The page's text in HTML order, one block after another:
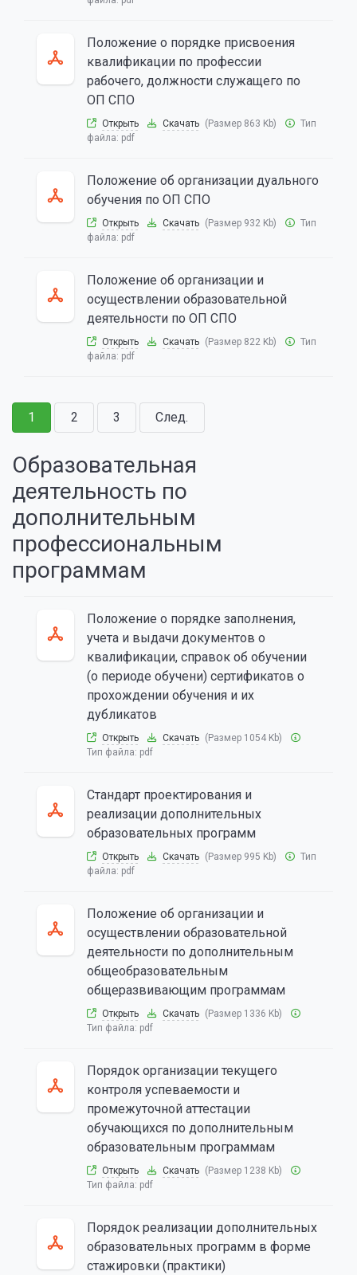
Положение о порядке присвоения
квалификации по профессии
рабочего, должности служащего по
ОП СПО
Открыть Скачать (Размер 863 Kb)
Тип
файла: pdf
Положение об организации дуального
обучения по ОП СПО
Открыть Скачать (Размер 932 Kb)
Тип
файла: pdf
Положение об организации и
осуществлении образовательной
деятельности по ОП СПО
Открыть Скачать (Размер 822 Kb)
Тип
файла: pdf
1 2 3 След.
Образовательная
деятельность по
дополнительным
профессиональным
программам
Положение о порядке заполнения,
учета и выдачи документов о
квалификации, справок об обучении
(о периоде обучени) сертификатов о
прохождении обучения и их
дубликатов
Открыть Скачать (Размер 1054 Kb)
Тип файла: pdf
Стандарт проектирования и
реализации дополнительных
образовательных программ
Открыть Скачать (Размер 995 Kb)
Тип
файла: pdf
Положение об организации и
осуществлении образовательной
деятельности по дополнительным
общеобразовательным
общеразвивающим программам
Открыть Скачать (Размер 1336 Kb)
Тип файла: pdf
Порядок организации текущего
контроля успеваемости и
промежуточной аттестации
обучающихся по дополнительным
образовательным программам
Открыть Скачать (Размер 1238 Kb)
Тип файла: pdf
Порядок реализации дополнительных
образовательных программ в форме
стажировки (практики)